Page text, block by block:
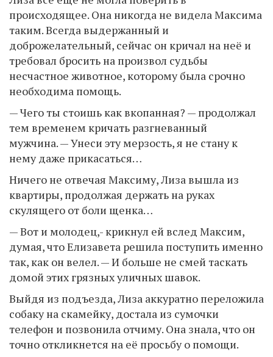
происходящее. Она никогда не видела Максима
таким. Всегда выдержанный и
доброжелательный, сейчас он кричал на неё и
требовал бросить на произвол судьбы
несчастное животное, которому была срочно
необходима помощь.
— Чего ты стоишь как вкопанная? — продолжал
тем временем кричать разгневанный
мужчина. — Унеси эту мерзость, я не стану к
нему даже прикасаться…
Ничего не отвечая Максиму, Лиза вышла из
квартиры, продолжая держать на руках
скулящего от боли щенка…
— Вот и молодец,- крикнул ей вслед Максим,
думая, что Елизавета решила поступить именно
так, как он велел. — И больше не смей таскать
домой этих грязных уличных шавок.
Выйдя из подъезда, Лиза аккуратно переложила
собаку на скамейку, достала из сумочки
телефон и позвонила отчиму. Она знала, что он
точно откликнется на её просьбу о помощи.